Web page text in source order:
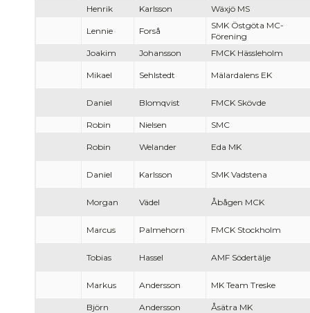
Henrik
Karlsson Wäxjö MS
Lennie Forså
SMK Östgöta MC-
Förening
Joakim
Johansson FMCK Hässleholm
Mikael Sehlstedt Mälardalens EK
Daniel Blomqvist FMCK Skövde
Robin Nielsen SMC
Robin Welander Eda MK
Daniel Karlsson SMK Vadstena
Morgan Vädel Åbågen MCK
Marcus Palmehorn FMCK Stockholm
Tobias Hassel AMF Södertälje
Markus Andersson MK Team Treske
Björn Andersson
Åsätra MK